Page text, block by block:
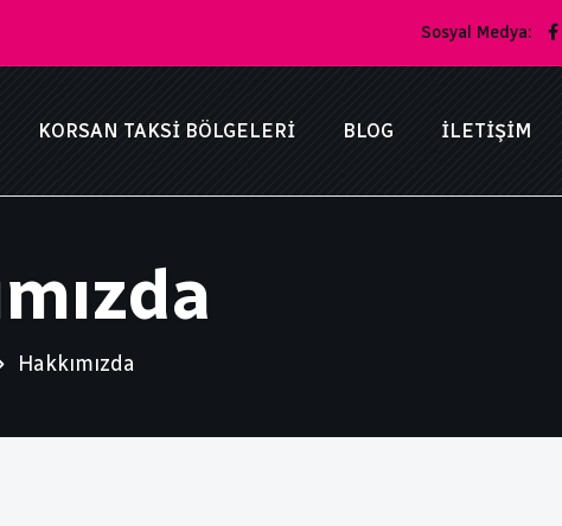
Sosyal Medya:
KORSAN TAKSI BÖLGELERI BLOG İLETIŞIM
Hakkımızda